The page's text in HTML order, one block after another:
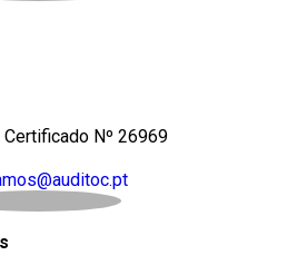
Nº 26969